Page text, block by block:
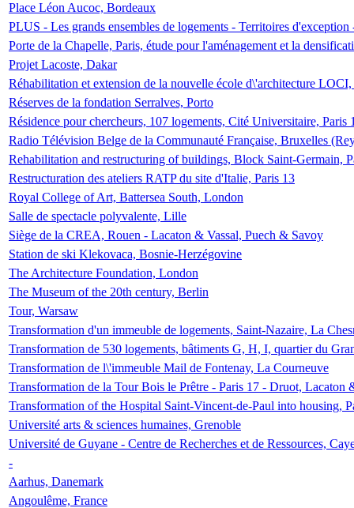
Place Léon Aucoc, Bordeaux
PLUS - Les grands ensembles de logements - Territoires
Porte de la Chapelle, Paris, étude pour l'aménagement et la
Projet Lacoste, Dakar
Réhabilitation et extension de la nouvelle école d\'architecture
Réserves de la fondation Serralves, Porto
Résidence pour chercheurs, 107 logements, Cité Universitaire, Paris
Radio Télévision Belge de la Communauté Française, Bruxelles
Rehabilitation and restructuring of buildings, Block Saint-Germain,
Restructuration des ateliers RATP du site d'Italie, Paris 13
Royal College of Art, Battersea South, London
Salle de spectacle polyvalente, Lille
Siège de la CREA, Rouen - Lacaton & Vassal, Puech & Savoy
Station de ski Klekovaca, Bosnie-Herzégovine
The Architecture Foundation, London
The Museum of the 20th century, Berlin
Tour, Warsaw
Transformation d'un immeuble de logements, Saint-Nazaire, La
Transformation de 530 logements, bâtiments G, H, I, quartier du
Transformation de l\'immeuble Mail de Fontenay, La Courneuve
Transformation de la Tour Bois le Prêtre - Paris 17 - Druot, Lacaton
Transformation of the Hospital Saint-Vincent-de-Paul into housing,
Université arts & sciences humaines, Grenoble
Université de Guyane - Centre de Recherches et de Ressources,
-
Aarhus, Danemark
Angoulême, France